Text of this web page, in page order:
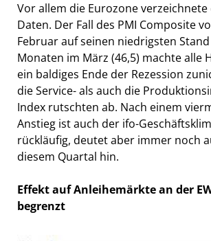
Vor allem die Eurozone
Daten. Der Fall des PMI Composite
Februar auf seinen niedrigsten
Monaten im März (46,5) machte alle
ein baldiges Ende der Rezession
die Service- als auch die
Index rutschten ab. Nach einem
Anstieg ist auch der ifo-
rückläufig, deutet aber immer noch
diesem Quartal hin.
Effekt auf Anleihemärkte an der
begrenzt